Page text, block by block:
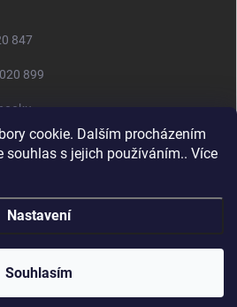
cookie. Dalším procházením
souhlas s jejich používáním.. Více
Nastavení
Souhlasím
847
899
. Všechna práva vyhrazena.